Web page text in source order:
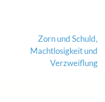
Zorn und Schuld,
Machtlosigkeit und
Verzweiflung